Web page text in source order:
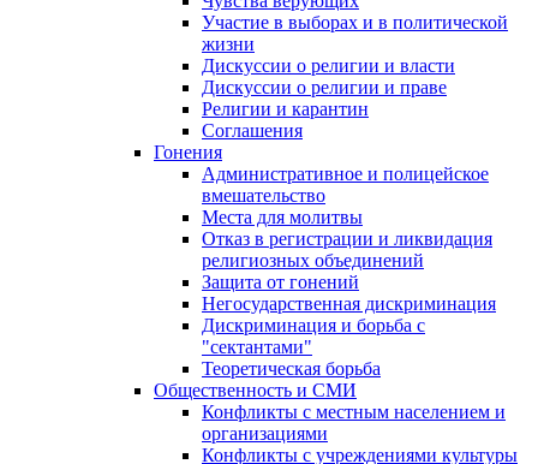
Участие в выборах и в политической
жизни
Дискуссии о религии и власти
Дискуссии о религии и праве
Религии и карантин
Соглашения
Гонения
Административное и полицейское
вмешательство
Места для молитвы
Отказ в регистрации и ликвидация
религиозных объединений
Защита от гонений
Негосударственная дискриминация
Дискриминация и борьба с
"сектантами"
Теоретическая борьба
Общественность и СМИ
Конфликты с местным населением и
организациями
Конфликты с учреждениями культуры